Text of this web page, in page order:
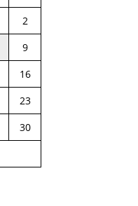
2
9
16
23
30